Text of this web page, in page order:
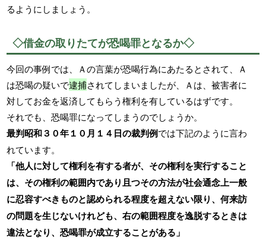
るようにしましょう。
◇借金の取りたてが恐喝罪となるか◇
今回の事例では、Ａの言葉が恐喝行為にあたるとされて、Ａ
は恐喝の疑いで逮捕されてしまいましたが、Ａは、被害者に
対してお金を返済してもらう権利を有しているはずです。
それでも、恐喝罪になってしまうのでしょうか。
最判昭和３０年１０月１４日の裁判例では下記のように言わ
れています。
「他人に対して権利を有する者が、その権利を実行すること
は、その権利の範囲内であり且つその方法が社会通念上一般
に忍容すべきものと認められる程度を超えない限り、何来訪
の問題を生じないけれども、右の範囲程度を逸脱するときは
違法となり、恐喝罪が成立することがある」